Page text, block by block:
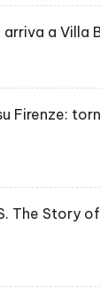
a Villa
Firenze:
The Story